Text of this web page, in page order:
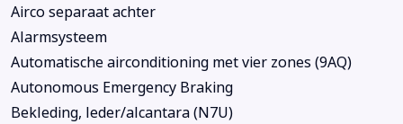
Airco separaat achter
Alarmsysteem
Automatische airconditioning met vier zones (9AQ)
Autonomous Emergency Braking
Bekleding, leder/alcantara (N7U)